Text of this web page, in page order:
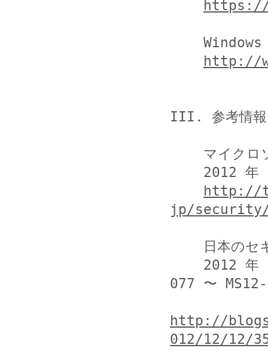
https://
http://
III. 参考情報
http://
jp/
077 〜
http://
012/12/12/